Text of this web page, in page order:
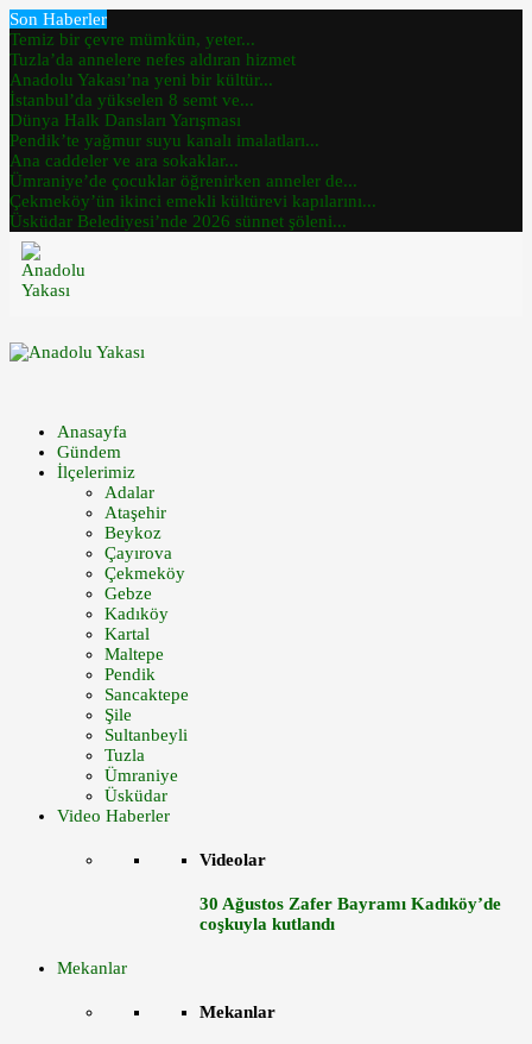
Son Haberler
Temiz bir çevre mümkün, yeter...
Tuzla’da annelere nefes aldıran hizmet
Anadolu Yakası’na yeni bir kültür...
İstanbul’da yükselen 8 semt ve...
Dünya Halk Dansları Yarışması
Pendik’te yağmur suyu kanalı imalatları...
Ana caddeler ve ara sokaklar...
Ümraniye’de çocuklar öğrenirken anneler de...
Çekmeköy’ün ikinci emekli kültürevi kapılarını...
Üsküdar Belediyesi’nde 2026 sünnet şöleni...
Anasayfa
Gündem
İlçelerimiz
Adalar
Ataşehir
Beykoz
Çayırova
Çekmeköy
Gebze
Kadıköy
Kartal
Maltepe
Pendik
Sancaktepe
Şile
Sultanbeyli
Tuzla
Ümraniye
Üsküdar
Video Haberler
Videolar
30 Ağustos Zafer Bayramı Kadıköy’de
coşkuyla kutlandı
Mekanlar
Mekanlar